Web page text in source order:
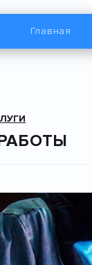
Главная